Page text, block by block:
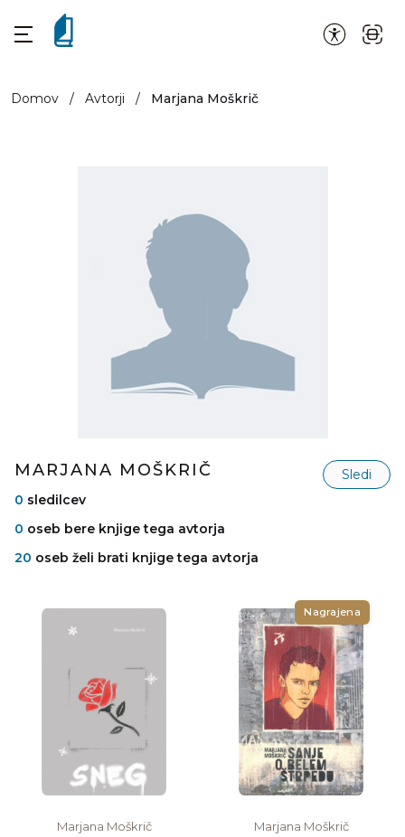
Domov / Avtorji / Marjana Moškrič
MARJANA MOŠKRIČ
Sledi
0 sledilcev
0 oseb bere knjige tega avtorja
20 oseb želi brati knjige tega avtorja
Marjana Moškrič
Nagrajena
Marjana Moškrič